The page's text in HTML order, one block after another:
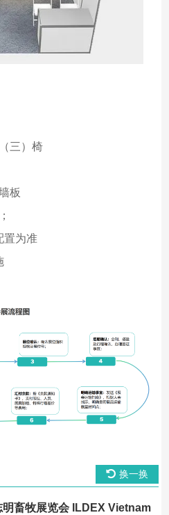
三）椅
板
置为准
换一换
明畜牧展览会 ILDEX Vietnam